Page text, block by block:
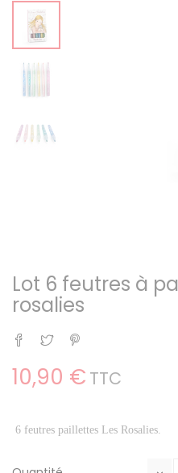
Lot 6 feutres à
rosalies
Partager
Tweet
10,90 € TTC
6 feutres paillettes Les Rosalies.